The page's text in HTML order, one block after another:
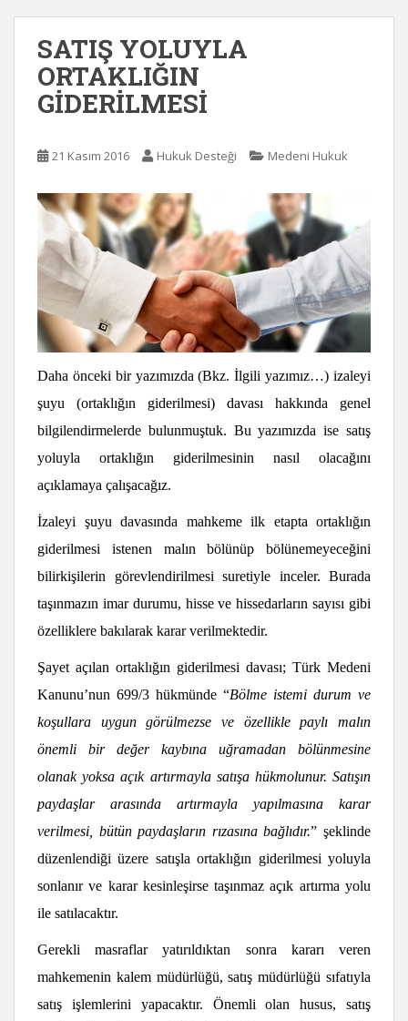
SATIŞ YOLUYLA
ORTAKLIĞIN
GİDERİLMESİ
21 Kasım 2016 Hukuk Desteği Medeni Hukuk
Daha önceki bir yazımızda(Bkz. İlgili yazımız…) izaleyi
şuyu (ortaklığın giderilmesi) davası hakkında genel
bilgilendirmelerde bulunmuştuk. Bu yazımızda ise satış
yoluyla ortaklığın giderilmesinin nasıl olacağını
açıklamaya çalışacağız.
İzaleyi şuyu davasında mahkeme ilk etapta ortaklığın
giderilmesi istenen malın bölünüp bölünemeyeceğini
bilirkişilerin görevlendirilmesi suretiyle inceler. Burada
taşınmazın imar durumu, hisse ve hissedarların sayısı gibi
özelliklere bakılarak karar verilmektedir.
Şayet açılan ortaklığın giderilmesi davası; Türk Medeni
Kanunu’nun 699/3 hükmünde “Bölme istemi durum ve
koşullara uygun görülmezse ve özellikle paylı malın
önemli bir değer kaybına uğramadan bölünmesine
olanak yoksa açık artırmayla satışa hükmolunur. Satışın
paydaşlar arasında artırmayla yapılmasına karar
verilmesi, bütün paydaşların rızasına bağlıdır.” şeklinde
düzenlendiği üzere satışla ortaklığın giderilmesi yoluyla
sonlanır ve karar kesinleşirse taşınmaz açık artırma yolu
ile satılacaktır.
Gerekli masraflar yatırıldıktan sonra kararı veren
mahkemenin kalem müdürlüğü, satış müdürlüğü sıfatıyla
satış işlemlerini yapacaktır. Önemli olan husus, satış